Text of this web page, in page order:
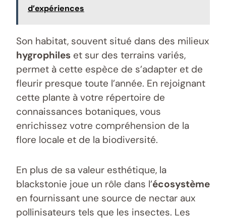
d’expériences
Son habitat, souvent situé dans des milieux
hygrophiles et sur des terrains variés,
permet à cette espèce de s’adapter et de
fleurir presque toute l’année. En rejoignant
cette plante à votre répertoire de
connaissances botaniques, vous
enrichissez votre compréhension de la
flore locale et de la biodiversité.
En plus de sa valeur esthétique, la
blackstonie joue un rôle dans l’écosystème
en fournissant une source de nectar aux
pollinisateurs tels que les insectes. Les